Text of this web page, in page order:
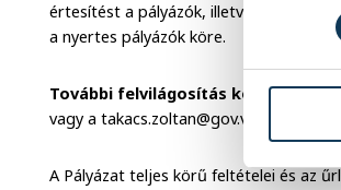
értesítést a pályázók, illetve a
a nyertes pályázók köre.
További felvilágosítás kérhető
vagy a takacs.zoltan@gov.veszprem.hu
A Pályázat teljes körű feltételei és az